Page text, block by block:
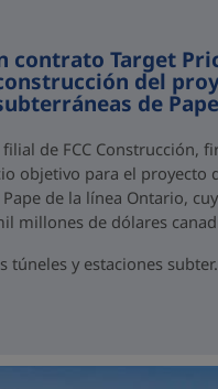
contrato Target
del
de
filial de FCC Construcción,
objetivo para el proyecto
de la línea Ontario,
millones de dólares
túneles y estaciones